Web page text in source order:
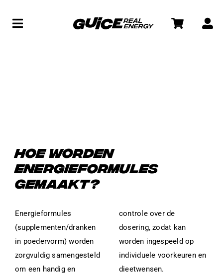
Toggle
HOE WORDEN
ENERGIEFORMULES
GEMAAKT?
Energieformules
(supplementen/dranken
in poedervorm) worden
zorgvuldig samengesteld
om een handig en
controle over de
dosering, zodat kan
worden ingespeeld op
individuele voorkeuren en
dieetwensen.